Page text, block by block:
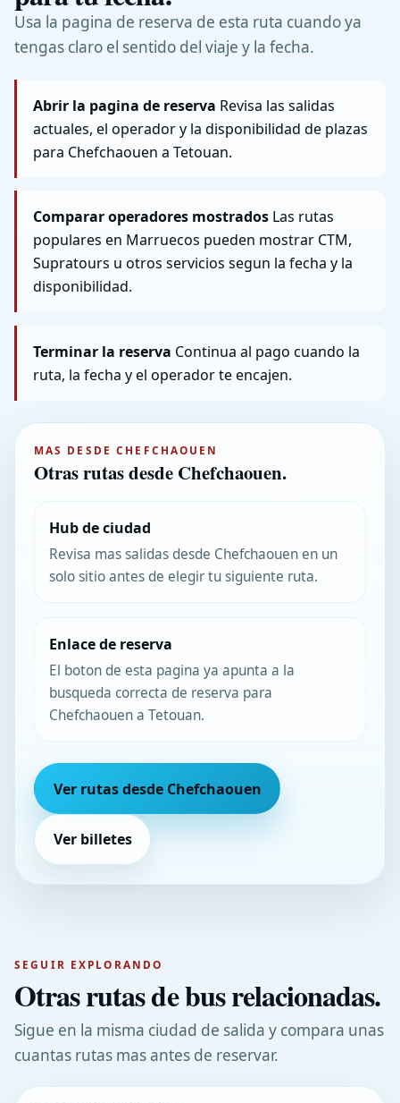
Usa la pagina de reserva de esta ruta cuando ya
tengas claro el sentido del viaje y la fecha.
Abrir la pagina de reserva Revisa las salidas
actuales, el operador y la disponibilidad de plazas
para Chefchaouen a Tetouan.
Comparar operadores mostrados Las rutas
populares en Marruecos pueden mostrar CTM,
Supratours u otros servicios segun la fecha y la
disponibilidad.
Terminar la reserva Continua al pago cuando la
ruta, la fecha y el operador te encajen.
MAS DESDE CHEFCHAOUEN
Otras rutas desde Chefchaouen.
Hub de ciudad
Revisa mas salidas desde Chefchaouen en un
solo sitio antes de elegir tu siguiente ruta.
Enlace de reserva
El boton de esta pagina ya apunta a la
busqueda correcta de reserva para
Chefchaouen a Tetouan.
Ver rutas desde Chefchaouen
Ver billetes
SEGUIR EXPLORANDO
Otras rutas de bus relacionadas.
Sigue en la misma ciudad de salida y compara unas
cuantas rutas mas antes de reservar.